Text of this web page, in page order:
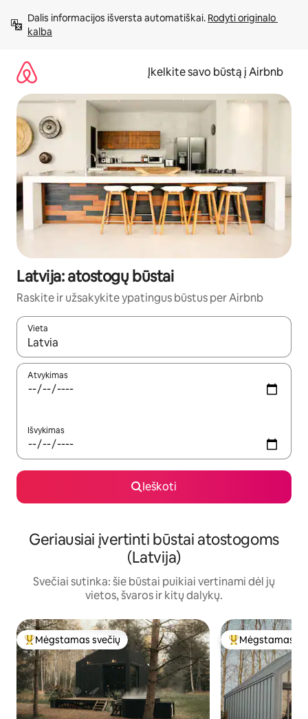
prie
turinio
Dalis informacijos išversta automatiškai. Rodyti originalo
kalba
Įkelkite savo būstą į Airbnb
Latvija: atostogų būstai
Raskite ir užsakykite ypatingus būstus per Airbnb
Vieta
Kai pasirodys paieškos rezultatai, juos naršyti galite
Atvykimas
Išvykimas
Ieškoti
Geriausiai įvertinti būstai atostogoms
(Latvija)
Svečiai sutinka: šie būstai puikiai vertinami dėl jų
vietos, švaros ir kitų dalykų.
Svečių mėgstamiausias
Mėgstamas svečių Svečių
Mėgstamas